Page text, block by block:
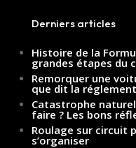
Derniers articles
Histoire de la
grandes étapes du
Remorquer une
que dit la
Catastrophe
faire ? Les bons
Roulage sur circuit
s’organiser